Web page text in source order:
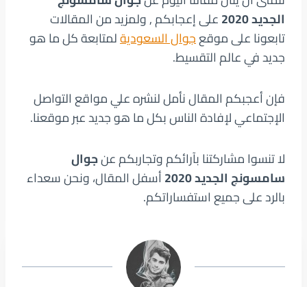
الجديد 2020
على إعجابكم , ولمزيد من المقالات
تابعونا على موقعجوال السعوديةلمتابعة كل ما هو
جديد في عالم التقسيط.
فإن أعجبكم المقال نأمل لنشره علي مواقع التواصل
الإجتماعي لإفادة الناس بكل ما هو جديد عبر موقعنا.
لا تنسوا مشاركتنا بآرائكم وتجاربكم عنجوال
سامسونج الجديد 2020
أسفل المقال، ونحن سعداء
بالرد على جميع استفساراتكم.